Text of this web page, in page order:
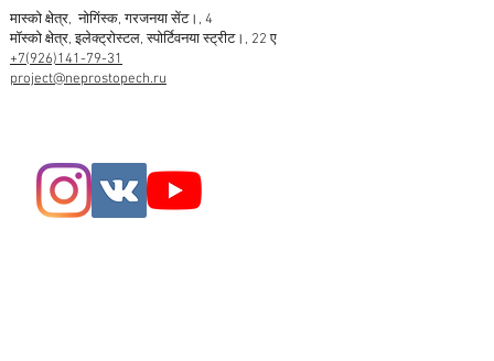
मास्को क्षेत्र,नोगिंस्क, गरजनया सेंट।, 4
मॉस्को क्षेत्र, इलेक्ट्रोस्टल, स्पोर्टिवनया स्ट्रीट।, 22 ए
+7(926)141-79-31
project@neprostopech.ru